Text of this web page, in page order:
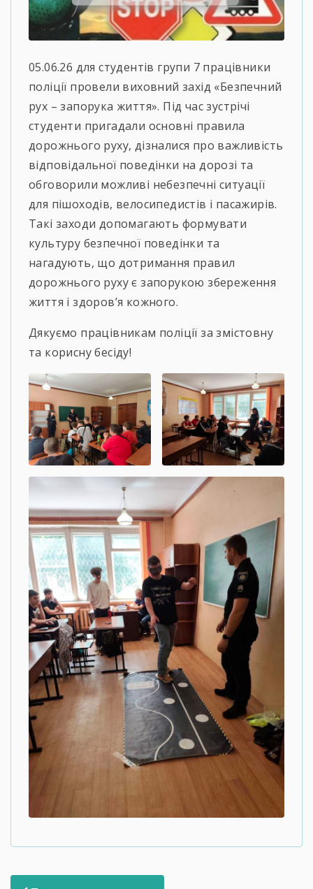
05.06.26 для студентів групи 7 працівники
поліції провели виховний захід «Безпечний
рух – запорука життя». Під час зустрічі
студенти пригадали основні правила
дорожнього руху, дізналися про важливість
відповідальної поведінки на дорозі та
обговорили можливі небезпечні ситуації
для пішоходів, велосипедистів і пасажирів.
Такі заходи допомагають формувати
культуру безпечної поведінки та
нагадують, що дотримання правил
дорожнього руху є запорукою збереження
життя і здоров’я кожного.
Дякуємо працівникам поліції за змістовну
та корисну бесіду!